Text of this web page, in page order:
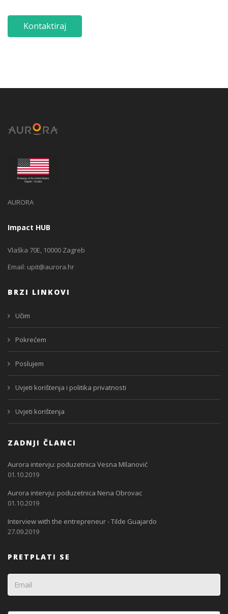
Kontaktiraj
AURORA
Impact HUB
Vlaška 70E, 10000 Zagreb
Email: upit@aurora.hr
BRZI LINKOVI
Učim
Pokrećem
Poslujem
Uvjeti korištenja i politika privatnosti
Uvjeti korištenja
ZADNJI ČLANCI
Aurora intervju: poduzetnica Vesna MIlanović
01.10.2019
Aurora intervju: poduzetnica Nena Obrovac
01.10.2019
Interview with the entrepreneur - Tilde Guajardo
27.09.2019
PRETPLATI SE